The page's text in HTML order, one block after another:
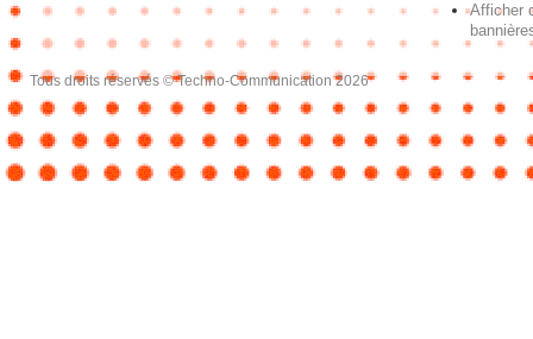
Afficher
Tous droits réservés © Techno-Communication 2026